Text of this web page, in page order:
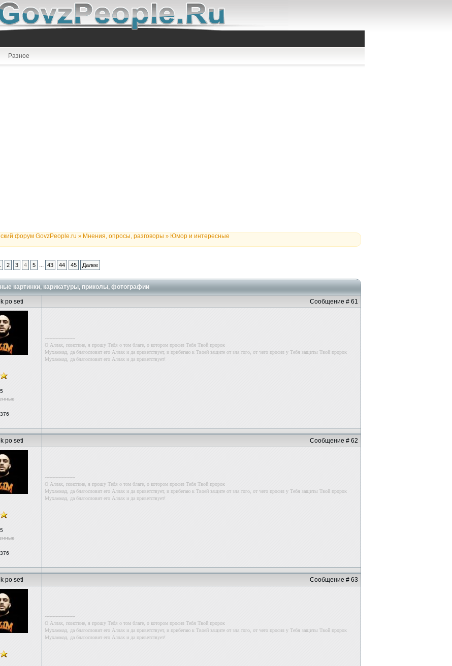
Разное
форум GovzPeople.ru » Мнения, опросы, разговоры » Юмор и интересные
2 3 4 5 ... 43 44 45 Далее
картинки, карикатуры, приколы, фотографии
po seti Сообщение # 61
--------------------
О Аллах, поистине, я прошу Тебя о том благе, о котором просил Тебя Твой пророк
Мухаммад, да благословит его Аллах и да приветствует, и прибегаю к Твоей защите от зла того, от чего просил у Тебя защиты Твой пророк
Мухаммад, да благословит его Аллах и да приветствует!
po seti Сообщение # 62
--------------------
О Аллах, поистине, я прошу Тебя о том благе, о котором просил Тебя Твой пророк
Мухаммад, да благословит его Аллах и да приветствует, и прибегаю к Твоей защите от зла того, от чего просил у Тебя защиты Твой пророк
Мухаммад, да благословит его Аллах и да приветствует!
po seti Сообщение # 63
--------------------
О Аллах, поистине, я прошу Тебя о том благе, о котором просил Тебя Твой пророк
Мухаммад, да благословит его Аллах и да приветствует, и прибегаю к Твоей защите от зла того, от чего просил у Тебя защиты Твой пророк
Мухаммад, да благословит его Аллах и да приветствует!